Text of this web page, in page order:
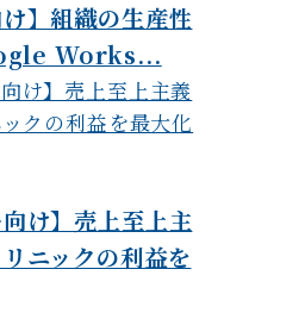
】組織の生産性
Works...
け】売上至上主
ニックの利益を